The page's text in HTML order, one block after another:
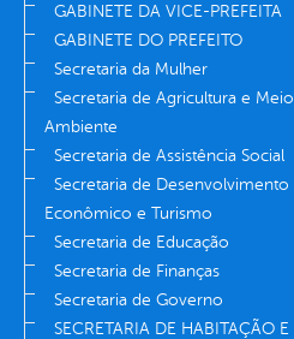
GABINETE DA VICE-PREFEITA
GABINETE DO PREFEITO
Secretaria da Mulher
Secretaria de Agricultura e Meio
Ambiente
Secretaria de Assistência Social
Secretaria de Desenvolvimento
Econômico e Turismo
Secretaria de Educação
Secretaria de Finanças
Secretaria de Governo
SECRETARIA DE HABITAÇÃO E